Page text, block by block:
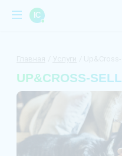
IC
UP&CROSS-SELL